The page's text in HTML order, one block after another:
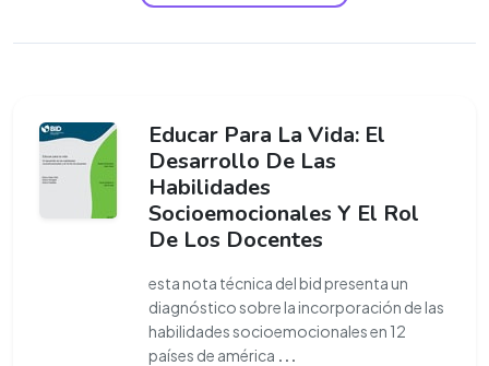
Educar Para La Vida: El
Desarrollo De Las
Habilidades
Socioemocionales Y El Rol
De Los Docentes
esta nota técnica del bid presenta un
diagnóstico sobre la incorporación de las
habilidades socioemocionales en 12
países de américa ...